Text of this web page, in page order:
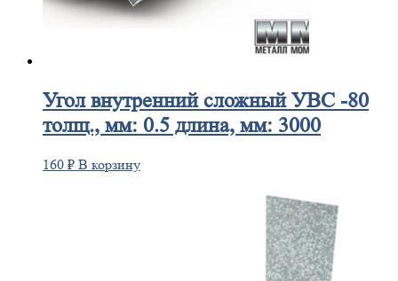
Уголвнутренний сложный УВС -80
толщ., мм: 0.5 длина, мм: 3000
160 ₽ В корзину